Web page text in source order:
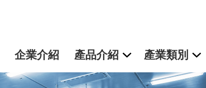
企業介紹 產品介紹 產業類別